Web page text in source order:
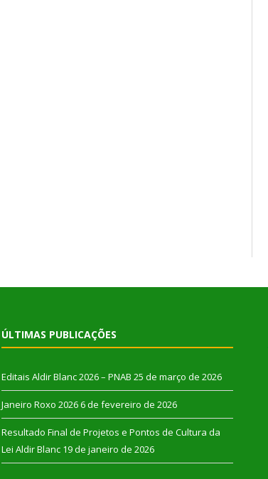
ÚLTIMAS PUBLICAÇÕES
Editais Aldir Blanc 2026 – PNAB 25 de março de 2026
Janeiro Roxo 2026 6 de fevereiro de 2026
Resultado Final de Projetos e Pontos de Cultura da
Lei Aldir Blanc 19 de janeiro de 2026